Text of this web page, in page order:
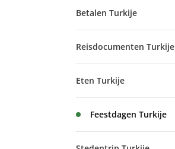
Betalen Turkije
Reisdocumenten Turkije
Eten Turkije
Feestdagen Turkije